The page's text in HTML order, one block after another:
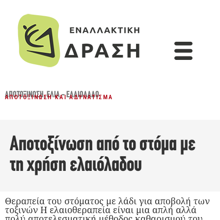
ΑΠΟΤΟΞΊΝΩΣΗ,ΕΛΙΆ - ΕΛΑΙΌΛΑΔΟ
ΑΠΟΤΟΞΊΝΩΣΗ ΚΑΙ ΑΔΥΝΆΤΙΣΜΑ
Αποτοξίνωση από το στόμα με
τη χρήση ελαιόλαδου
Θεραπεία του στόματος με λάδι για αποβολή των
τοξινών Η ελαιοθεραπεία είναι μια απλή αλλά